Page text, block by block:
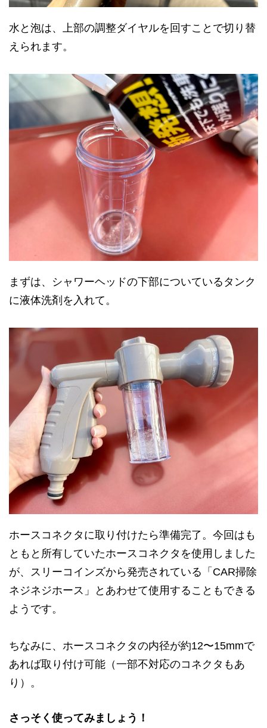
水と泡は、上部の調整ダイヤルを回すことで切り替
えられます。
まずは、シャワーヘッドの下部についているタンク
に液体洗剤を入れて。
ホースコネクタに取り付けたら準備完了。今回はも
ともと所有していたホースコネクタを使用しました
が、スリーコインズから発売されている「CAR掃除
ネジネジホース」とあわせて使用することもできる
ようです。
ちなみに、ホースコネクタの内径が約12〜15mmで
あれば取り付け可能（一部不対応のコネクタもあ
り）。
さっそく使ってみましょう！